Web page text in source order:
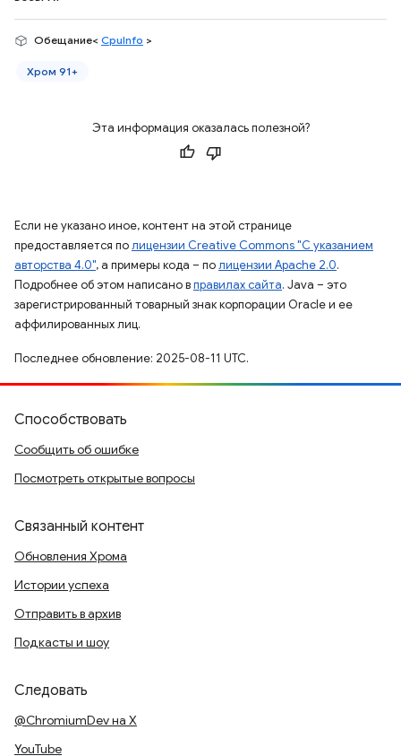
Обещание< CpuInfo >
Хром 91+
Эта информация оказалась полезной?
Если не указано иное, контент на этой странице
предоставляется полицензии Creative Commons "С указанием
авторства 4.0", а примеры кода – полицензии Apache 2.0.
Подробнее об этом написано вправилах сайта. Java – это
зарегистрированный товарный знак корпорации Oracle и ее
аффилированных лиц.
Последнее обновление: 2025-08-11 UTC.
Способствовать
Сообщить об ошибке
Посмотреть открытые вопросы
Связанный контент
Обновления Хрома
Истории успеха
Отправить в архив
Подкасты и шоу
Следовать
@ChromiumDev на X
YouTube